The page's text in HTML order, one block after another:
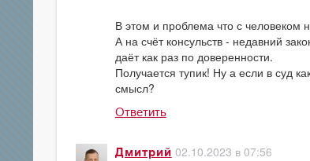
В этом и проблема что с человеком
А на счёт консульств - недавний
даёт как раз по доверенности.
Получается тупик! Ну а если в суд
смысл?
Ответить
Дмитрий 02.10.2023 в 07:56